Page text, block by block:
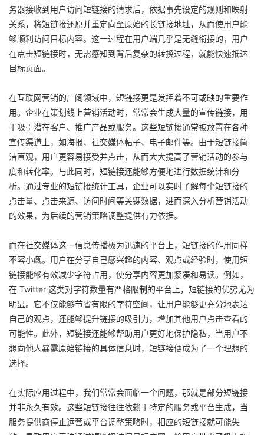
务器接收到用户访问短链接的请求后，依据事先设定的规则和映射
关系，将短链接还原并重定向至原始的长链接地址，从而使用户能
够顺利访问目标内容。这一过程在用户端几乎是无缝衔接的，用户
在点击短链接时，无需感知到背后复杂的转换过程，就能快速抵达
目标页面。
在互联网营销的广阔领域中，短链接更是发挥着不可或缺的重要作
用。企业在策划线上营销活动时，常常会生成大量的宣传链接，用
于吸引潜在客户、推广产品或服务。这些短链接通常被放置在各种
宣传渠道上，如海报、社交媒体帖子、电子邮件等。由于短链接简
洁直观，用户更容易接受并点击，从而大大提高了营销活动的参与
度和转化率。与此同时，短链接还能够方便地进行数据统计和分
析。通过专业的短链接统计工具，企业可以实时了解每个短链接的
点击量、点击来源、访问时间等关键数据，进而深入分析营销活动
的效果，为后续的营销策略调整提供有力依据。
而在社交媒体这一信息传播极为迅速的平台上，短链接的作用同样
不容小觑。用户在分享自己感兴趣的内容、观点或经验时，使用短
链接能够有效减少字符占用，使分享内容更加紧凑和易读。例如，
在 Twitter 这类对字符数量有严格限制的平台上，短链接的优势尤为
明显。它不仅能够节省有限的字符空间，让用户能够更充分地表达
自己的观点，还能够提升链接的吸引力，增加其他用户点击查看的
可能性。此外，短链接还能够帮助用户更好地保护隐私，当用户不
想向他人暴露原始链接的具体信息时，短链接便成为了一个理想的
选择。
在实际应用过程中，我们常常会面临一个问题，那就是部分短链接
并非永久有效。这些短链接往往依赖于特定的服务或平台生成，当
服务提供商停止运营或平台调整策略时，相应的短链接就可能失